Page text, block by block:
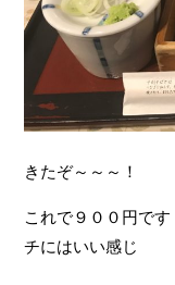
きたぞ～～～！
これで９００円で
チにはいい感じ